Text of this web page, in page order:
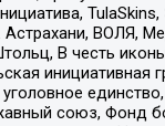
ВОЛЯ,
В честь
инициативная
союз, Фонд